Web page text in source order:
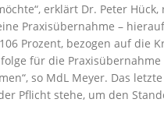
erklärt Dr. Peter
Praxisübernahme –
Prozent, bezogen auf die
für die
so MdL Meyer. Das
Pflicht stehe, um den